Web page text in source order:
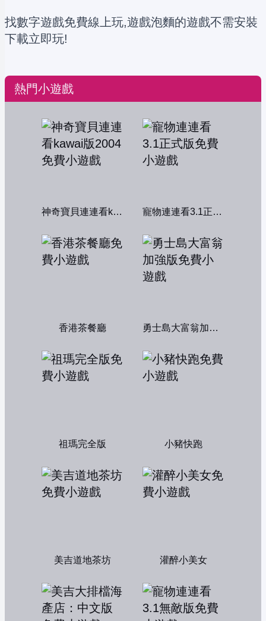
找數字遊戲免費線上玩,遊戲泡麵的遊戲不需安裝
下載立即玩!
熱門小遊戲
神奇寶貝連連看kawai版2004 寵物連連看3.1正式版
香港茶餐廳 勇士島大富翁加強版
祖瑪完全版 小豬快跑
美吉道地茶坊 灌醉小美女